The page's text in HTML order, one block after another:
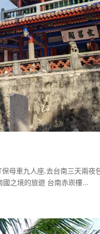
母車九人座,去台南三天兩夜
之境的旅遊 台南赤崁樓...